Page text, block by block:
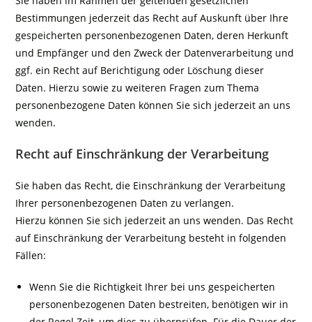
Bestimmungen jederzeit das Recht auf Auskunft über Ihre
gespeicherten personenbezogenen Daten, deren Herkunft
und Empfänger und den Zweck der Datenverarbeitung und
ggf. ein Recht auf Berichtigung oder Löschung dieser
Daten. Hierzu sowie zu weiteren Fragen zum Thema
personenbezogene Daten können Sie sich jederzeit an uns
wenden.
Recht auf Einschränkung der Verarbeitung
Sie haben das Recht, die Einschränkung der Verarbeitung
Ihrer personenbezogenen Daten zu verlangen.
Hierzu können Sie sich jederzeit an uns wenden. Das Recht
auf Einschränkung der Verarbeitung besteht in folgenden
Fällen:
Wenn Sie die Richtigkeit Ihrer bei uns gespeicherten
personenbezogenen Daten bestreiten, benötigen wir in